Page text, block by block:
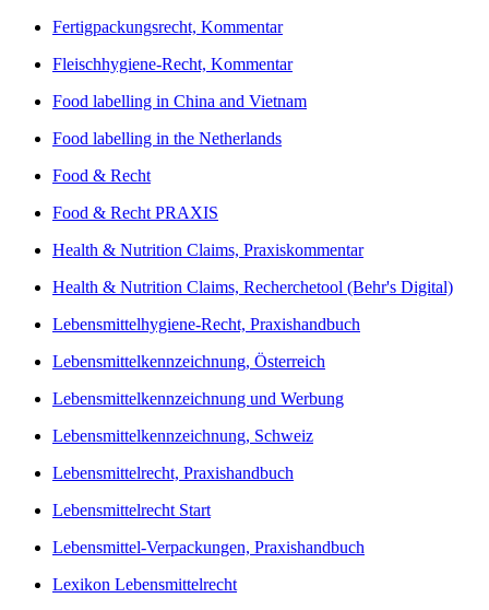
Fertigpackungsrecht, Kommentar
Fleischhygiene-Recht, Kommentar
Food labelling in China and Vietnam
Food labelling in the Netherlands
Food & Recht
Food & Recht PRAXIS
Health & Nutrition Claims, Praxiskommentar
Health & Nutrition Claims, Recherchetool (Behr's Digital)
Lebensmittelhygiene-Recht, Praxishandbuch
Lebensmittelkennzeichnung, Österreich
Lebensmittelkennzeichnung und Werbung
Lebensmittelkennzeichnung, Schweiz
Lebensmittelrecht, Praxishandbuch
Lebensmittelrecht Start
Lebensmittel-Verpackungen, Praxishandbuch
Lexikon Lebensmittelrecht